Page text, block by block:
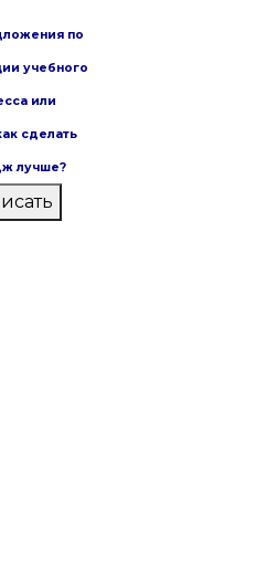
по
учебного
или
сделать
лучше?